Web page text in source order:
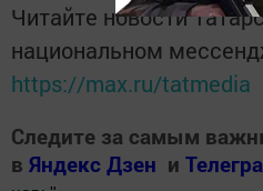
Читайте новости
национальном
https://max.ru/tatmedia
Следите за самым
в Яндекс Дзен и